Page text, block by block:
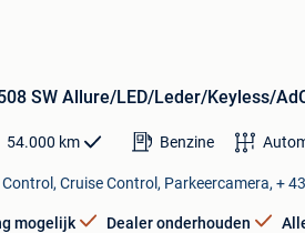
SW Allure/LED/Leder/Keyless/
54.000 km Benzine
Cruise Control, Parkeercamera, +
mogelijk Dealer onderhouden